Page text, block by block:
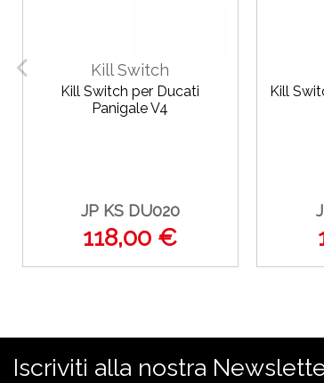
Kill Switch
Kill Switch per Ducati
Panigale V4
JP KS DU020
118,00 €
Kill
Iscriviti alla nostra